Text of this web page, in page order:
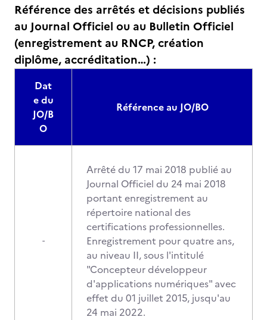
Référence des arrêtés et décisions publiés
au Journal Officiel ou au Bulletin Officiel
(enregistrement au RNCP, création
diplôme, accréditation…) :
Dat
e du
JO/B
O
Référence au JO/BO
-
Arrêté du 17 mai 2018 publié au
Journal Officiel du 24 mai 2018
portant enregistrement au
répertoire national des
certifications professionnelles.
Enregistrement pour quatre ans,
au niveau II, sous l'intitulé
"Concepteur développeur
d'applications numériques" avec
effet du 01 juillet 2015, jusqu'au
24 mai 2022.